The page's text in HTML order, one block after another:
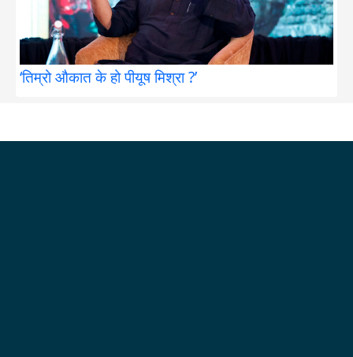
‘तिम्रो औकात के हो पीयूष मिश्रा ?’